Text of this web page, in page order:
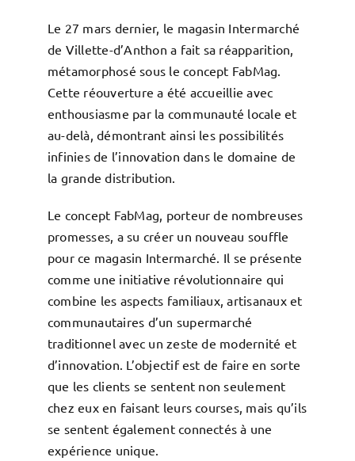
Le 27 mars dernier, le magasin Intermarché
de Villette-d’Anthon a fait sa réapparition,
métamorphosé sous le concept FabMag.
Cette réouverture a été accueillie avec
enthousiasme par la communauté locale et
au-delà, démontrant ainsi les possibilités
infinies de l’innovation dans le domaine de
la grande distribution.
Le concept FabMag, porteur de nombreuses
promesses, a su créer un nouveau souffle
pour ce magasin Intermarché. Il se présente
comme une initiative révolutionnaire qui
combine les aspects familiaux, artisanaux et
communautaires d’un supermarché
traditionnel avec un zeste de modernité et
d’innovation. L’objectif est de faire en sorte
que les clients se sentent non seulement
chez eux en faisant leurs courses, mais qu’ils
se sentent également connectés à une
expérience unique.